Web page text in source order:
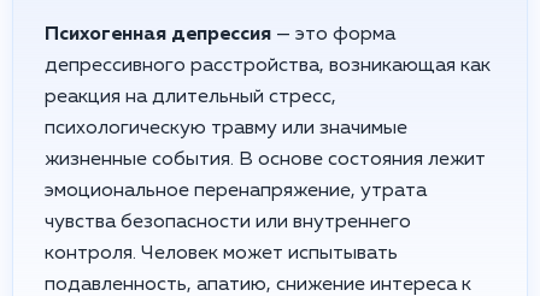
Психогенная депрессия — это форма
депрессивного расстройства, возникающая как
реакция на длительный стресс,
психологическую травму или значимые
жизненные события. В основе состояния лежит
эмоциональное перенапряжение, утрата
чувства безопасности или внутреннего
контроля. Человек может испытывать
подавленность, апатию, снижение интереса к